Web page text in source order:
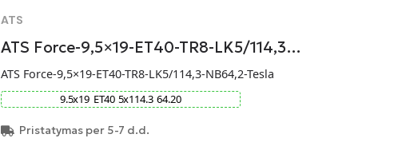
ATS
ATS Force-9,5×19-ET40-TR8-LK5/114,3…
ATS Force-9,5×19-ET40-TR8-LK5/114,3-NB64,2-Tesla
9.5x19 ET40 5x114.3 64.20
Pristatymas per 5-7 d.d.